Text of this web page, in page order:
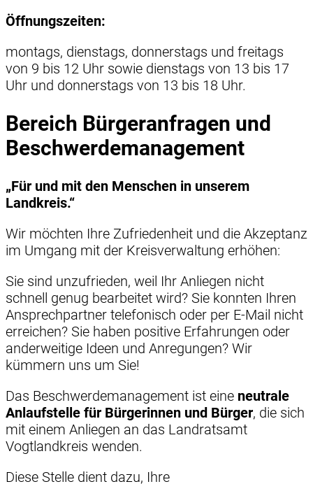
Öffnungszeiten:
montags, dienstags, donnerstags und freitags
von 9 bis 12 Uhr sowie dienstags von 13 bis 17
Uhr und donnerstags von 13 bis 18 Uhr.
Bereich Bürgeranfragen und
Beschwerdemanagement
„Für und mit den Menschen in unserem
Landkreis.“
Wir möchten Ihre Zufriedenheit und die Akzeptanz
im Umgang mit der Kreisverwaltung erhöhen:
Sie sind unzufrieden, weil Ihr Anliegen nicht
schnell genug bearbeitet wird? Sie konnten Ihren
Ansprechpartner telefonisch oder per E-Mail nicht
erreichen? Sie haben positive Erfahrungen oder
anderweitige Ideen und Anregungen? Wir
kümmern uns um Sie!
Das Beschwerdemanagement ist eine neutrale
Anlaufstelle für Bürgerinnen und Bürger, die sich
mit einem Anliegen an das Landratsamt
Vogtlandkreis wenden.
Diese Stelle dient dazu, Ihre